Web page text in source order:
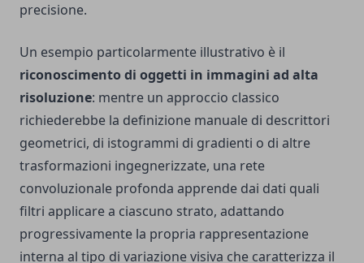
precisione.
Un esempio particolarmente illustrativo è il
riconoscimento di oggetti in immagini ad alta
risoluzione: mentre un approccio classico
richiederebbe la definizione manuale di descrittori
geometrici, di istogrammi di gradienti o di altre
trasformazioni ingegnerizzate, una rete
convoluzionale profonda apprende dai dati quali
filtri applicare a ciascuno strato, adattando
progressivamente la propria rappresentazione
interna al tipo di variazione visiva che caratterizza il